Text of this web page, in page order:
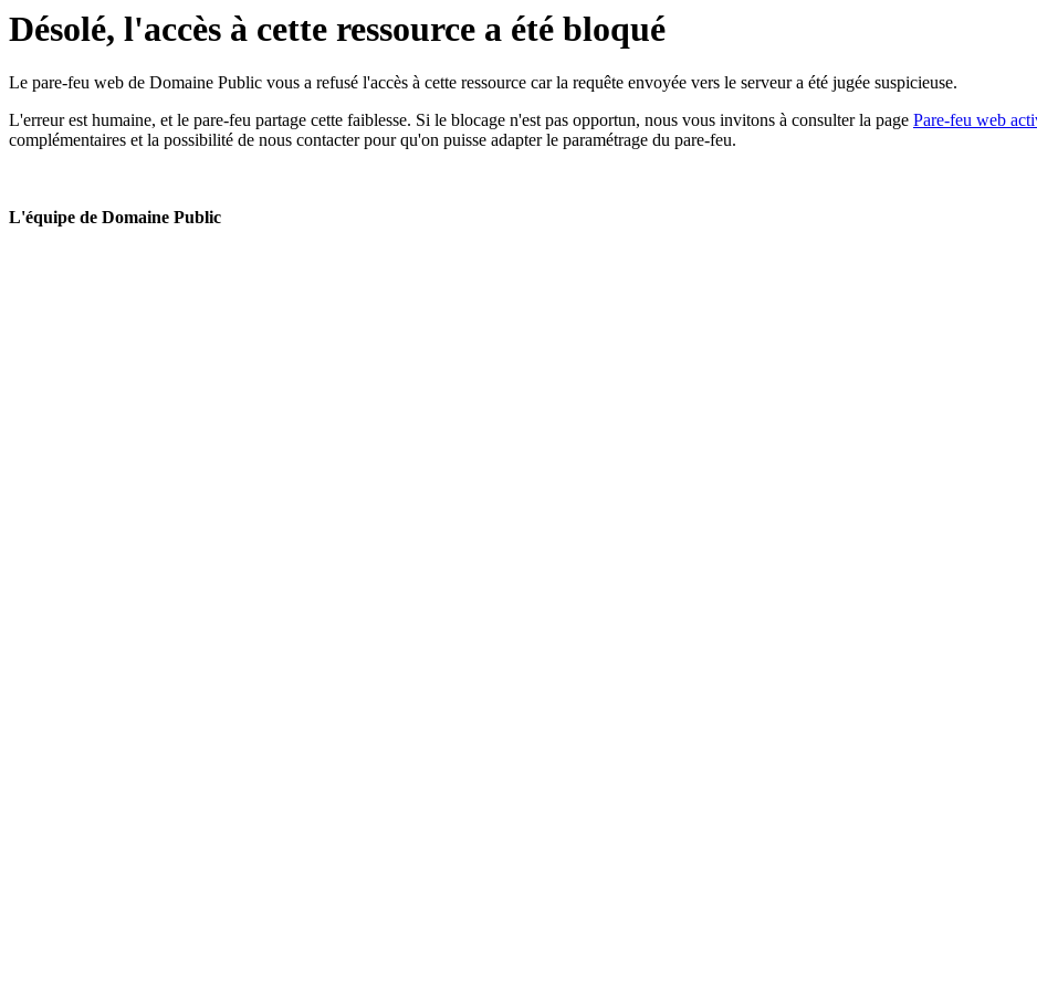
Désolé, l'accès à cette ressource a été bloqué
Le pare-feu web de Domaine Public vous a refusé l'accès à cette ressource car la requête envoyée vers le serveur a été jugée suspicieuse.
L'erreur est humaine, et le pare-feu partage cette faiblesse. Si le blocage n'est pas opportun, nous vous invitons à consulter la page Pare-feu web
complémentaires et la possibilité de nous contacter pour qu'on puisse adapter le paramétrage du pare-feu.
L'équipe de Domaine Public